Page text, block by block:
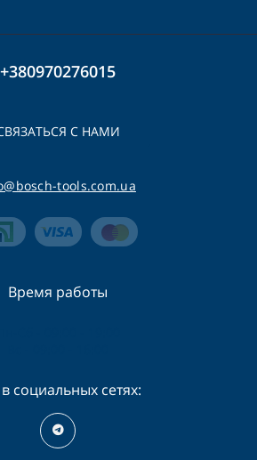
+380970276015
С НАМИ
tools.com.ua
Время работы
социальных сетях: